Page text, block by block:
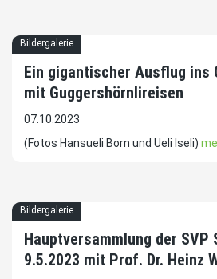
Bildergalerie
Ein gigantischer Ausflug ins
mit Guggershörnlireisen
07.10.2023
(Fotos Hansueli Born und Ueli Iseli)
Bildergalerie
Hauptversammlung der SVP
9.5.2023 mit Prof. Dr. Heinz